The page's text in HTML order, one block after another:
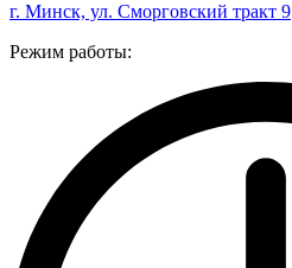
г. Минск, ул. Сморговский тракт 9
Режим работы: